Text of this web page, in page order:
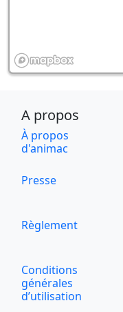
A propos
À propos
d'animac
Presse
Règlement
Conditions
générales
d’utilisation